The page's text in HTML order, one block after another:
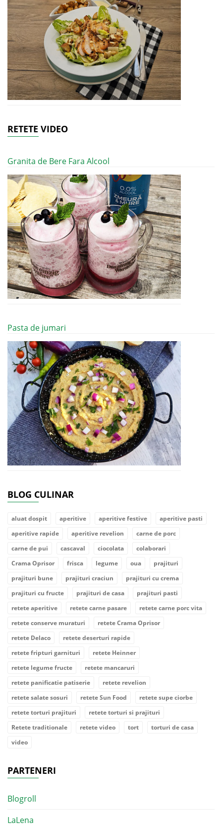
RETETE VIDEO
Granita de Bere Fara Alcool
Pasta de jumari
BLOG CULINAR
aluat dospit aperitive aperitive festive
aperitive pasti
aperitive rapide
aperitive revelion
carne de porc
carne de pui
cascaval ciocolata
colaborari
Crama Oprisor
frisca legume oua
prajituri
prajituri bune
prajituri craciun
prajituri cu crema
prajituri cu fructe
prajituri de casa
prajituri pasti
retete aperitive
retete carne pasare
retete carne porc vita
retete conserve muraturi
retete Crama Oprisor
retete Delaco
retete deserturi rapide
retete fripturi garnituri
retete Heinner
retete legume fructe
retete mancaruri
retete panificatie patiserie
retete revelion
retete salate sosuri
retete Sun Food
retete supe ciorbe
retete torturi prajituri
retete torturi si prajituri
Retete traditionale
retete video tort
torturi de casa
video
PARTENERI
Blogroll
LaLena